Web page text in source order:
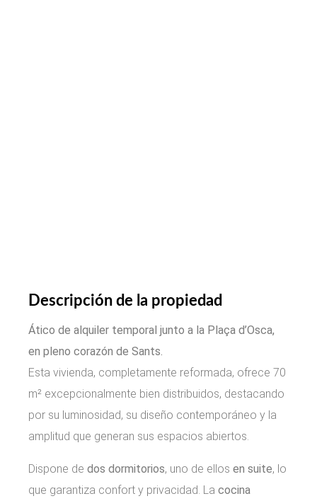
Descripción de la propiedad
Ático de alquiler temporal junto a la Plaça d’Osca,
en pleno corazón de Sants.
Esta vivienda, completamente reformada, ofrece 70
m² excepcionalmente bien distribuidos, destacando
por su luminosidad, su diseño contemporáneo y la
amplitud que generan sus espacios abiertos.
Dispone de dos dormitorios, uno de ellos en suite, lo
que garantiza confort y privacidad. La cocina